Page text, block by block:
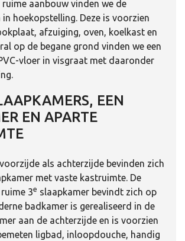
aanbouw vinden we de
in hoekopstelling. Deze is voorzien
afzuiging, oven, koelkast en
op de begane grond vinden we een
vloer in visgraat met daaronder
EEN
EN APARTE
als achterzijde bevinden zich
met vaste kastruimte. De
3e slaapkamer bevindt zich op
badkamer is gerealiseerd in de
aan de achterzijde en is voorzien
ligbad, inloopdouche, handig